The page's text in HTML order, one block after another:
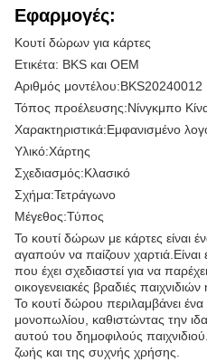
Εφαρμογές:
Κουτί δώρων για κάρτες
Ετικέτα: BKS και OEM
Αριθμός μοντέλου:BKS20240012
Τόπος προέλευσης:Νίνγκμπο
Χαρακτηριστικά:Εμφανισμένο
Υλικό:Χάρτης
Σχεδιασμός:Κλασικό
Σχήμα:Τετράγωνο
Μέγεθος:Τύπος
Το κουτί δώρων με κάρτες είναι
αγαπούν να παίζουν
που έχει σχεδιαστεί για να
οικογενειακές βραδιές
Το κουτί δώρου περιλαμβάνει
μονοπωλίου, καθιστώντας την
αυτού του δημοφιλούς
ζωής και της συχνής χρήσης.